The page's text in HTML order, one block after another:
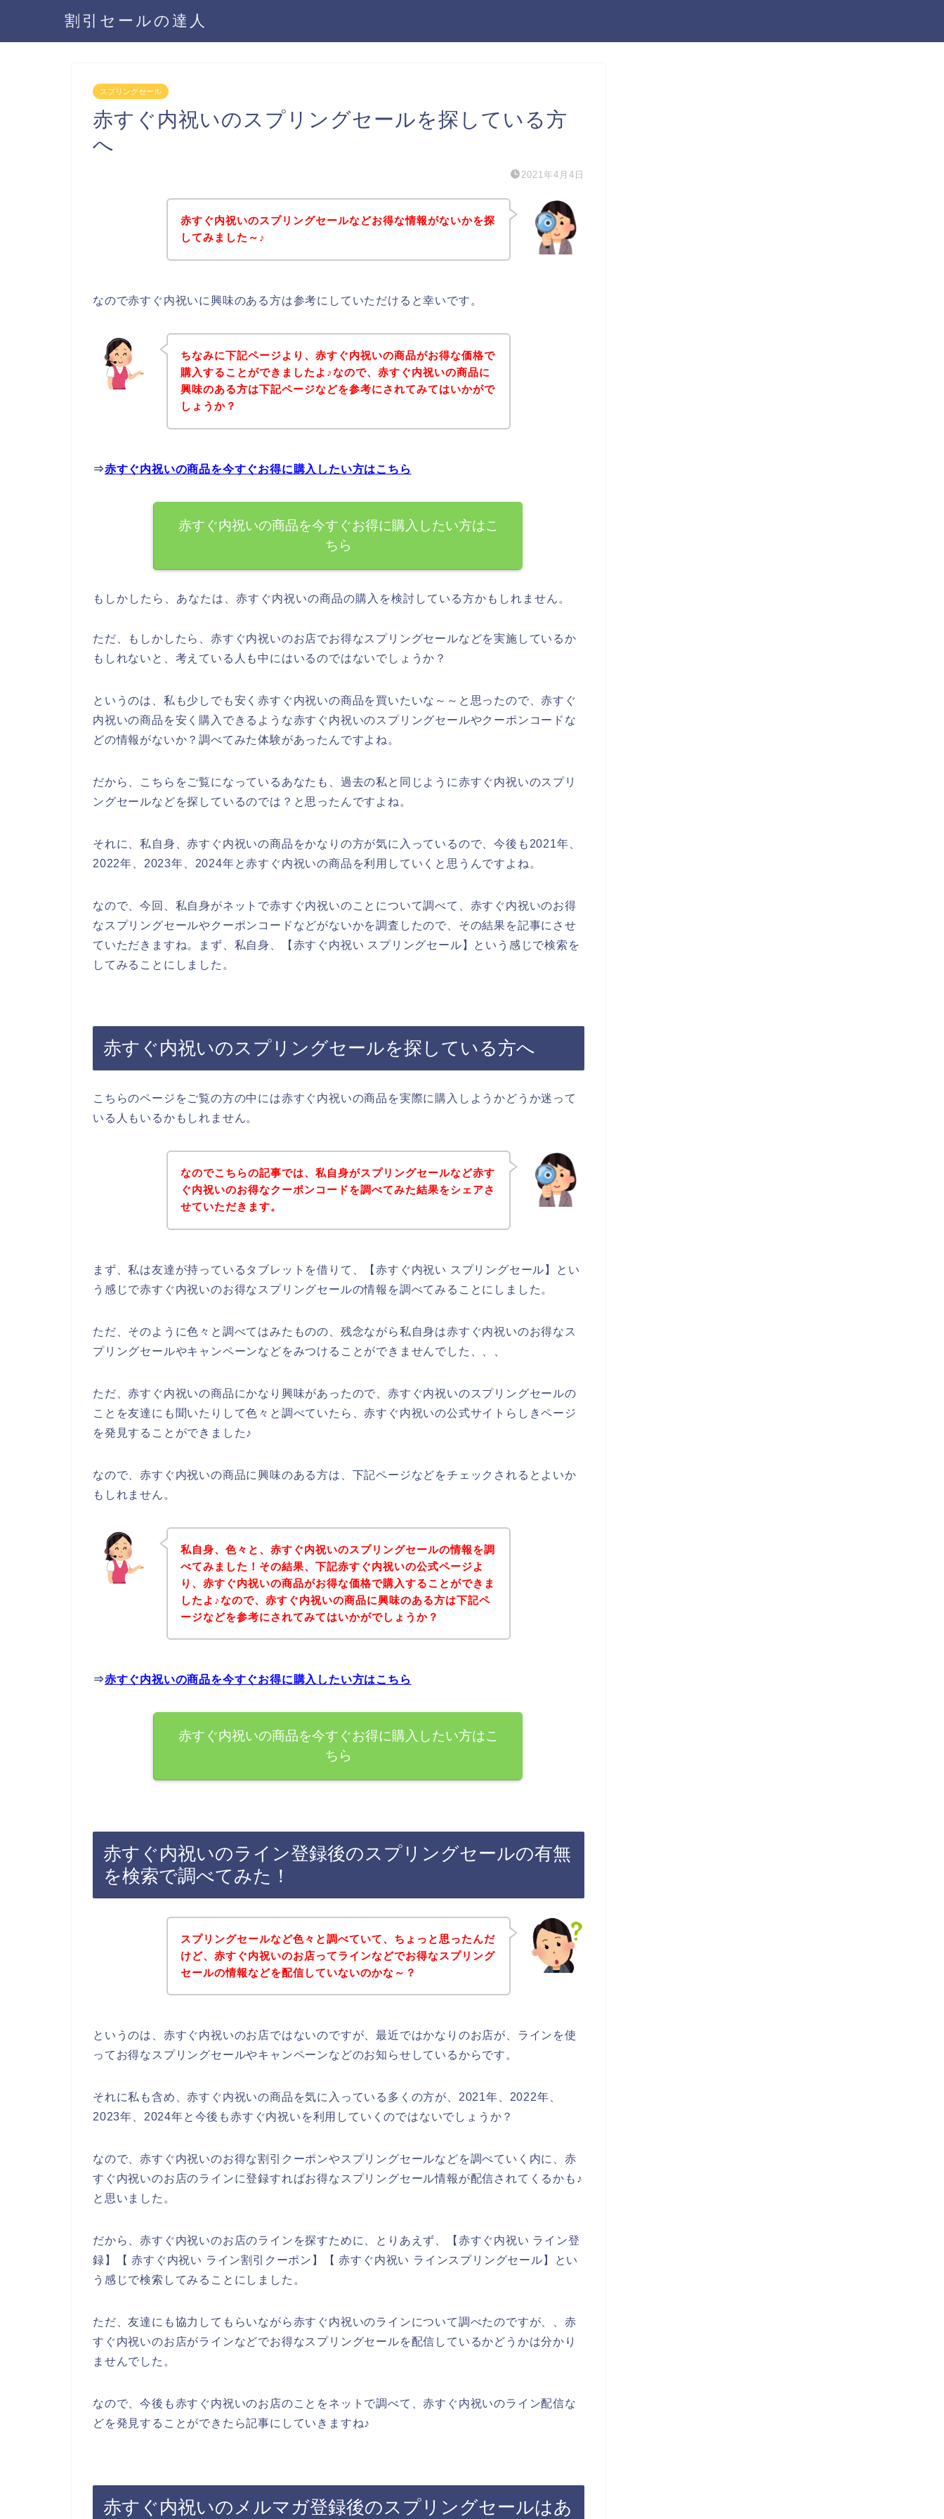
割引セールの達人
スプリングセール
赤すぐ内祝いのスプリングセールを探している方
へ
2021年4月4日
赤すぐ内祝いのスプリングセールなどお得な情報がないかを探
してみました～♪
なので赤すぐ内祝いに興味のある方は参考にしていただけると幸いです。
ちなみに下記ページより、赤すぐ内祝いの商品がお得な価格で
購入することができましたよ♪なので、赤すぐ内祝いの商品に
興味のある方は下記ページなどを参考にされてみてはいかがで
しょうか？
⇒赤すぐ内祝いの商品を今すぐお得に購入したい方はこちら
赤すぐ内祝いの商品を今すぐお得に購入したい方はこ
ちら
もしかしたら、あなたは、赤すぐ内祝いの商品の購入を検討している方かもしれません。
ただ、もしかしたら、赤すぐ内祝いのお店でお得なスプリングセールなどを実施しているか
もしれないと、考えている人も中にはいるのではないでしょうか？
というのは、私も少しでも安く赤すぐ内祝いの商品を買いたいな～～と思ったので、赤すぐ
内祝いの商品を安く購入できるような赤すぐ内祝いのスプリングセールやクーポンコードな
どの情報がないか？調べてみた体験があったんですよね。
だから、こちらをご覧になっているあなたも、過去の私と同じように赤すぐ内祝いのスプリ
ングセールなどを探しているのでは？と思ったんですよね。
それに、私自身、赤すぐ内祝いの商品をかなりの方が気に入っているので、今後も2021年、
2022年、2023年、2024年と赤すぐ内祝いの商品を利用していくと思うんですよね。
なので、今回、私自身がネットで赤すぐ内祝いのことについて調べて、赤すぐ内祝いのお得
なスプリングセールやクーポンコードなどがないかを調査したので、その結果を記事にさせ
ていただきますね。まず、私自身、【赤すぐ内祝い スプリングセール】という感じで検索を
してみることにしました。
赤すぐ内祝いのスプリングセールを探している方へ
こちらのページをご覧の方の中には赤すぐ内祝いの商品を実際に購入しようかどうか迷って
いる人もいるかもしれません。
なのでこちらの記事では、私自身がスプリングセールなど赤す
ぐ内祝いのお得なクーポンコードを調べてみた結果をシェアさ
せていただきます。
まず、私は友達が持っているタブレットを借りて、【赤すぐ内祝い スプリングセール】とい
う感じで赤すぐ内祝いのお得なスプリングセールの情報を調べてみることにしました。
ただ、そのように色々と調べてはみたものの、残念ながら私自身は赤すぐ内祝いのお得なス
プリングセールやキャンペーンなどをみつけることができませんでした、、、
ただ、赤すぐ内祝いの商品にかなり興味があったので、赤すぐ内祝いのスプリングセールの
ことを友達にも聞いたりして色々と調べていたら、赤すぐ内祝いの公式サイトらしきページ
を発見することができました♪
なので、赤すぐ内祝いの商品に興味のある方は、下記ページなどをチェックされるとよいか
もしれません。
私自身、色々と、赤すぐ内祝いのスプリングセールの情報を調
べてみました！その結果、下記赤すぐ内祝いの公式ページよ
り、赤すぐ内祝いの商品がお得な価格で購入することができま
したよ♪なので、赤すぐ内祝いの商品に興味のある方は下記ペ
ージなどを参考にされてみてはいかがでしょうか？
⇒赤すぐ内祝いの商品を今すぐお得に購入したい方はこちら
赤すぐ内祝いの商品を今すぐお得に購入したい方はこ
ちら
赤すぐ内祝いのライン登録後のスプリングセールの有無
を検索で調べてみた！
スプリングセールなど色々と調べていて、ちょっと思ったんだ
けど、赤すぐ内祝いのお店ってラインなどでお得なスプリング
セールの情報などを配信していないのかな～？
というのは、赤すぐ内祝いのお店ではないのですが、最近ではかなりのお店が、ラインを使
ってお得なスプリングセールやキャンペーンなどのお知らせしているからです。
それに私も含め、赤すぐ内祝いの商品を気に入っている多くの方が、2021年、2022年、
2023年、2024年と今後も赤すぐ内祝いを利用していくのではないでしょうか？
なので、赤すぐ内祝いのお得な割引クーポンやスプリングセールなどを調べていく内に、赤
すぐ内祝いのお店のラインに登録すればお得なスプリングセール情報が配信されてくるかも♪
と思いました。
だから、赤すぐ内祝いのお店のラインを探すために、とりあえず、【赤すぐ内祝い ライン登
録】【 赤すぐ内祝い ライン割引クーポン】【 赤すぐ内祝い ラインスプリングセール】とい
う感じで検索してみることにしました。
ただ、友達にも協力してもらいながら赤すぐ内祝いのラインについて調べたのですが、、赤
すぐ内祝いのお店がラインなどでお得なスプリングセールを配信しているかどうかは分かり
ませんでした。
なので、今後も赤すぐ内祝いのお店のことをネットで調べて、赤すぐ内祝いのライン配信な
どを発見することができたら記事にしていきますね♪
赤すぐ内祝いのメルマガ登録後のスプリングセールはあ